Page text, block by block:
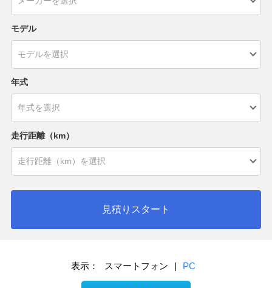
モデル
年式
走行距離（km）
見積りスタート
表示： スマートフォン | PC